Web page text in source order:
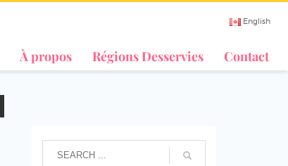
English
À propos Régions Desservies Contact